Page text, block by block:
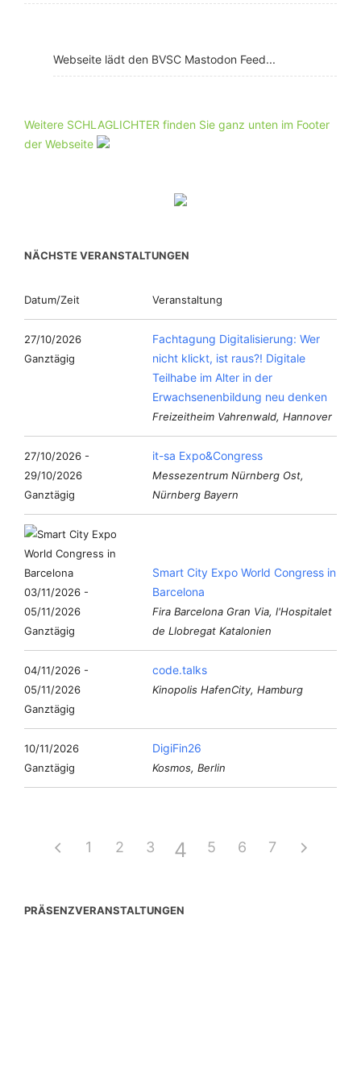
Webseite lädt den BVSC Mastodon Feed...
Weitere SCHLAGLICHTER finden Sie ganz unten im Footer
der Webseite
NÄCHSTE VERANSTALTUNGEN
Datum/Zeit Veranstaltung
27/10/2026
Ganztägig
Fachtagung Digitalisierung: Wer
nicht klickt, ist raus?! Digitale
Teilhabe im Alter in der
Erwachsenenbildung neu denken
Freizeitheim Vahrenwald, Hannover
27/10/2026 -
29/10/2026
Ganztägig
it-sa Expo&Congress
Messezentrum Nürnberg Ost,
Nürnberg Bayern
03/11/2026 -
05/11/2026
Ganztägig
Smart City Expo World Congress in
Barcelona
Fira Barcelona Gran Via, l'Hospitalet
de Llobregat Katalonien
04/11/2026 -
05/11/2026
Ganztägig
code.talks
Kinopolis HafenCity, Hamburg
10/11/2026
Ganztägig
DigiFin26
Kosmos, Berlin
1 2 3 4 5 6 7
PRÄSENZVERANSTALTUNGEN